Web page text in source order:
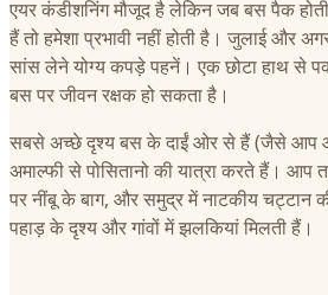
एयर कंडीशनिंग मौजूद है लेकिन जब बस पैक
हैं तो हमेशा प्रभावी नहीं होती है। जुलाई और
सांस लेने योग्य कपड़े पहनें। एक छोटा हाथ से
बस पर जीवन रक्षक हो सकता है।
सबसे अच्छे दृश्य बस के दाईं ओर से हैं (जैसे आप
अमाल्फी से पोसितानो की यात्रा करते हैं। आप
पर नींबू के बाग, और समुद्र में नाटकीय
पहाड़ के दृश्य और गांवों में झलकियां मिलती हैं।